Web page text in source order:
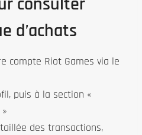
d’achats
compte Riot Games via le
puis à la section «
des transactions,